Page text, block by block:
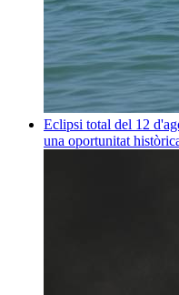
Eclipsi total del 12
una oportunitat